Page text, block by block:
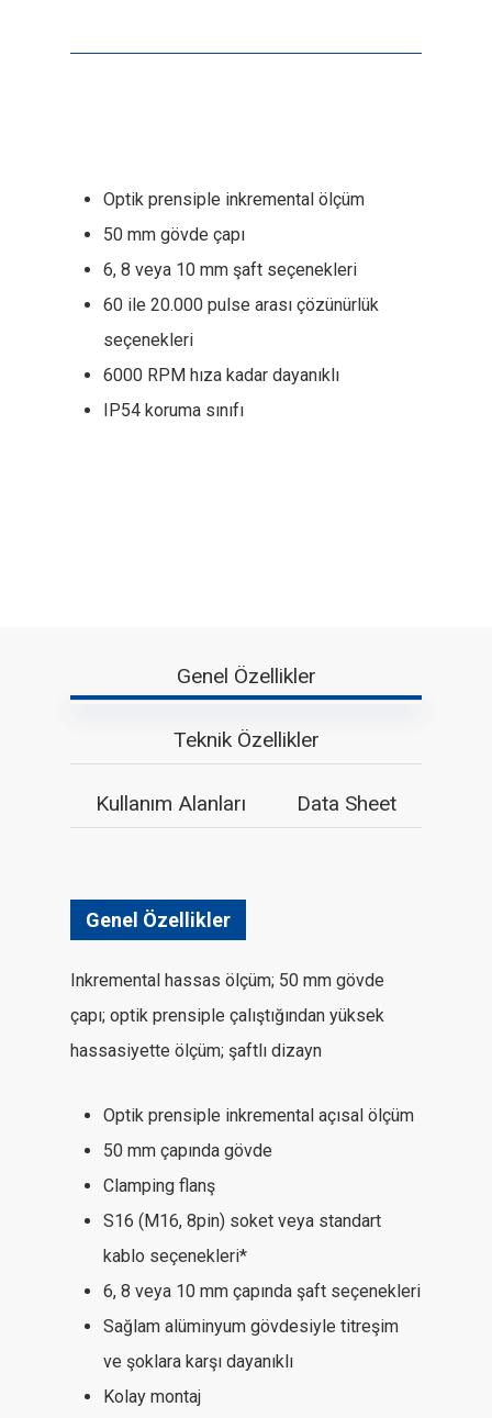
Optik prensiple inkremental ölçüm
50 mm gövde çapı
6, 8 veya 10 mm şaft seçenekleri
60 ile 20.000 pulse arası çözünürlük
seçenekleri
6000 RPM hıza kadar dayanıklı
IP54 koruma sınıfı
Genel Özellikler
Teknik Özellikler
Kullanım Alanları Data Sheet
Genel Özellikler
Inkremental hassas ölçüm; 50 mm gövde
çapı; optik prensiple çalıştığından yüksek
hassasiyette ölçüm; şaftlı dizayn
Optik prensiple inkremental açısal ölçüm
50 mm çapında gövde
Clamping flanş
S16 (M16, 8pin) soket veya standart
kablo seçenekleri*
6, 8 veya 10 mm çapında şaft seçenekleri
Sağlam alüminyum gövdesiyle titreşim
ve şoklara karşı dayanıklı
Kolay montaj